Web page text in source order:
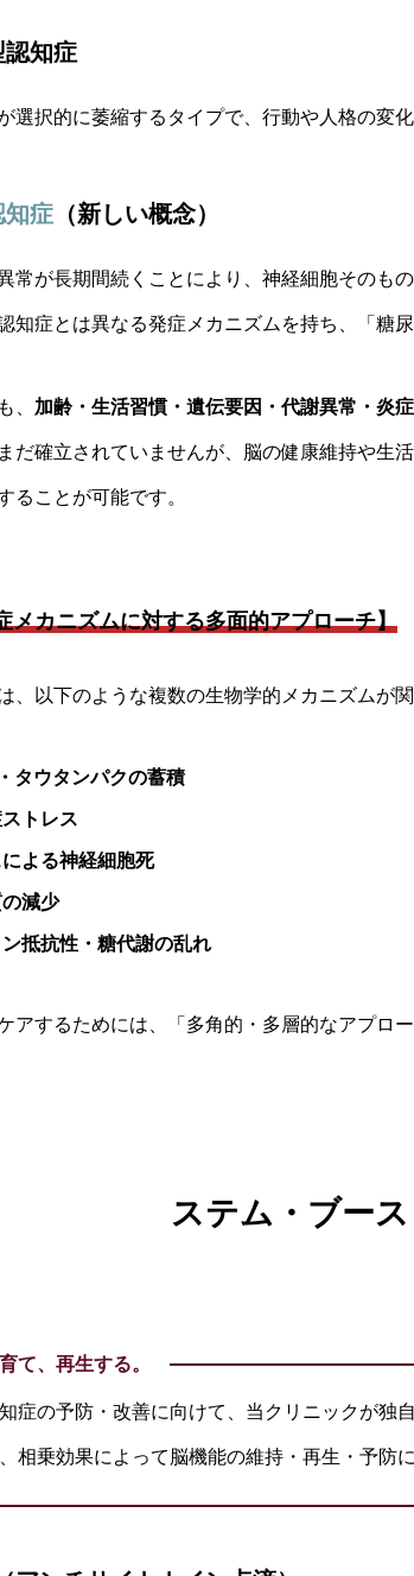
認知症
選択的に萎縮するタイプで、行動や人格の変
知症 （新しい概念）
常が長期間続くことにより、神経細胞そのも
知症とは異なる発症メカニズムを持ち、「糖
、 加齢・生活習慣・遺伝要因・代謝異常・炎
だ確立されていませんが、脳の健康維持や生
ることが可能です。
メカニズムに対する多面的アプローチ】
、以下のような複数の生物学的メカニズムが関
タウタンパクの蓄積
トレス
よる神経細胞死
減少
抵抗性・糖代謝の乱れ
アするためには、「多角的・多層的なアプロー
ステム・ブー
て、再生する。
症の予防・改善に向けて、当クリニックが独
相乗効果によって脳機能の維持・再生・予防に